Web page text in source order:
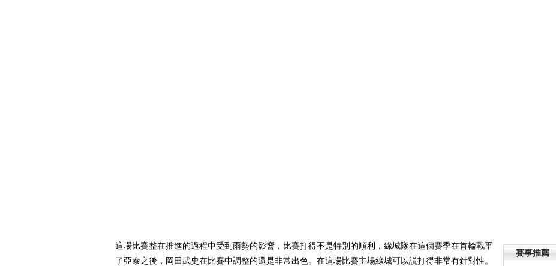
賽事推薦
這場比賽整在推進的過程中受到雨勢的影響，比賽打得不是特別的順利，綠城隊在這個賽季在首輪戰平
了亞泰之後，岡田武史在比賽中調整的還是非常出色。在這場比賽主場綠城可以説打得非常有針對性。